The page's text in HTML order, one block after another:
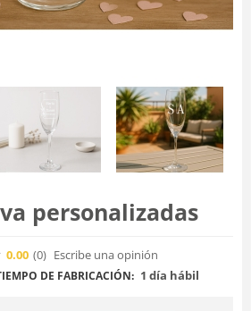
personalizadas
0.00 (0) Escribe una opinión
DE FABRICACIÓN: 1 día hábil